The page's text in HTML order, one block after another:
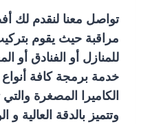
تواصل معنا لنقدم لك
مراقبة حيث يقوم
للمنازل أو الفنادق أو
خدمة برمجة كافة
الكاميرا المصغرة
وتتميز بالدقة العالية